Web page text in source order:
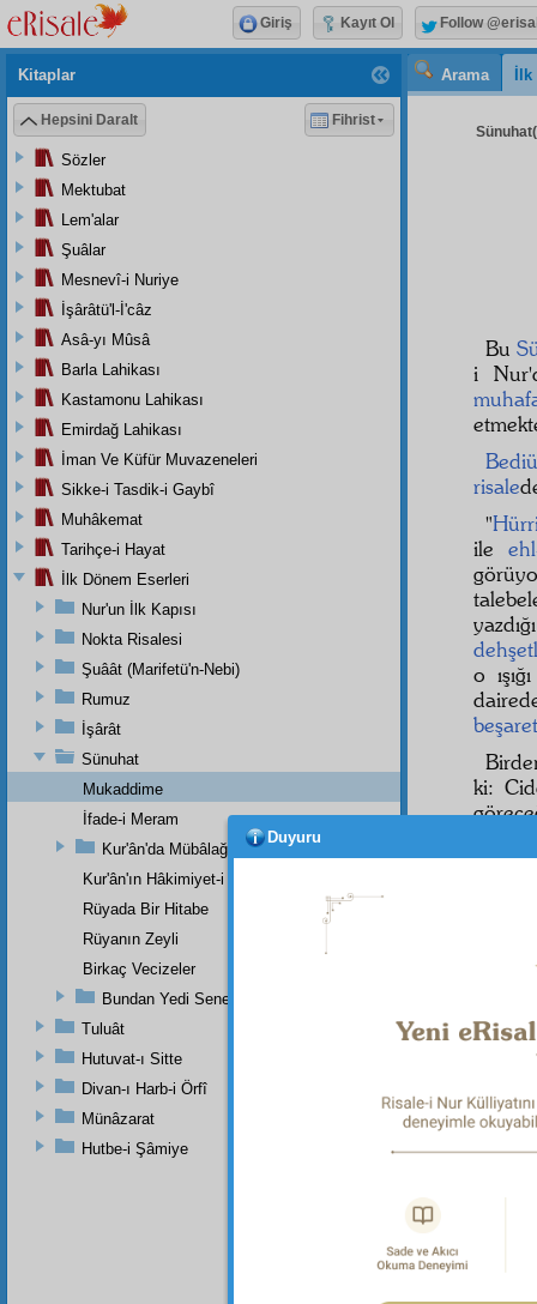
Arama
Bu
i
risale
"
ile
o
beşaret
ki:
ki,
Bu
Kitaplar
Hepsini Daralt Fihrist
Sözler
Mektubat
Lem'alar
Şuâlar
Mesnevî-i Nuriye
İşârâtü'l-İ'câz
Asâ-yı Mûsâ
Barla Lahikası
Kastamonu Lahikası
Emirdağ Lahikası
İman Ve Küfür Muvazeneleri
Sikke-i Tasdik-i Gaybî
Muhâkemat
Tarihçe-i Hayat
İlk Dönem Eserleri
Nur'un İlk Kapısı
Nokta Risalesi
Şuâât (Marifetü'n-Nebi)
Rumuz
İşârât
Sünuhat
Mukaddime
İfade-i Meram
Kur'ân'da Mübâlağa, Mücâzefe Yoktur
Kur'ân'ın Hâkimiyet-i Mutlakası
Rüyada Bir Hitabe
Rüyanın Zeyli
Birkaç Vecizeler
Bundan Yedi Sene Evvel Bir Risaleme Yazdığım Zeyl
Tuluât
Hutuvat-ı Sitte
Divan-ı Harb-i Örfî
Münâzarat
Hutbe-i Şâmiye
Giriş Kayıt Ol Follow
Duyuru